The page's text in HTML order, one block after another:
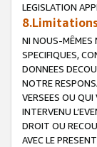
LEGISLATION
NI NOUS-MÊMES
SPECIFIQUES,
DONNEES
NOTRE
VERSEES OU
INTERVENU
DROIT OU
AVEC LE